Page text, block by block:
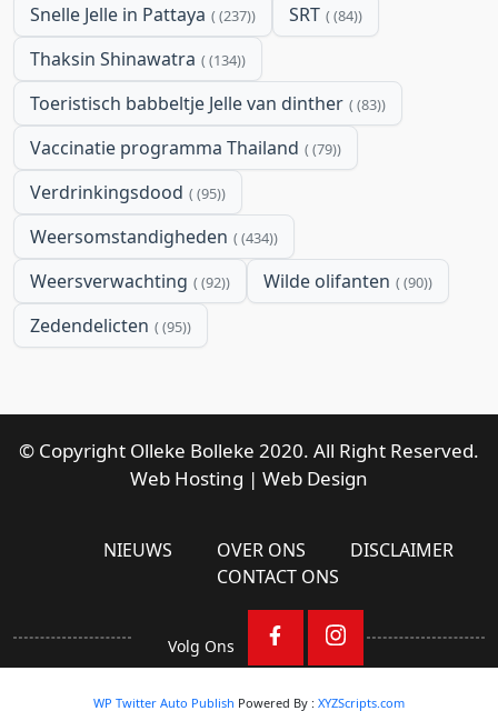
Snelle Jelle in Pattaya (237) SRT (84)
Thaksin Shinawatra (134)
Toeristisch babbeltje Jelle van dinther (83)
Vaccinatie programma Thailand (79)
Verdrinkingsdood (95)
Weersomstandigheden (434)
Weersverwachting (92) Wilde olifanten (90)
Zedendelicten (95)
© Copyright Olleke Bolleke 2020. All Right Reserved.
Web Hosting | Web Design
NIEUWS OVER ONS
DISCLAIMER
CONTACT ONS
Volg Ons
WP Twitter Auto Publish Powered By : XYZScripts.com